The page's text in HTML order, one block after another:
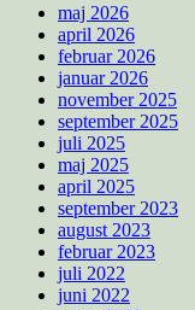
maj 2026
april 2026
februar 2026
januar 2026
november 2025
september 2025
juli 2025
maj 2025
april 2025
september 2023
august 2023
februar 2023
juli 2022
juni 2022